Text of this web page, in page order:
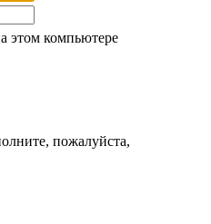
этом компьютере
пожалуйста,